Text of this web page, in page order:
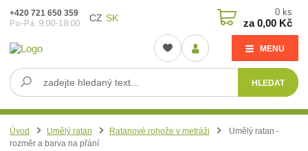
CZ SK
MENU
HLEDAT
+420 721 650 359
Po-Pá: 9:00-18:00
0 ks
za0,00 Kč
Úvod Umělý ratan Ratanové rohože v metráži
Umělý ratan -
rozměr a barva na přání